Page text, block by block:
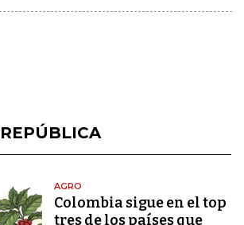
AGRO
Colombia sigue en el top
tres de los países que